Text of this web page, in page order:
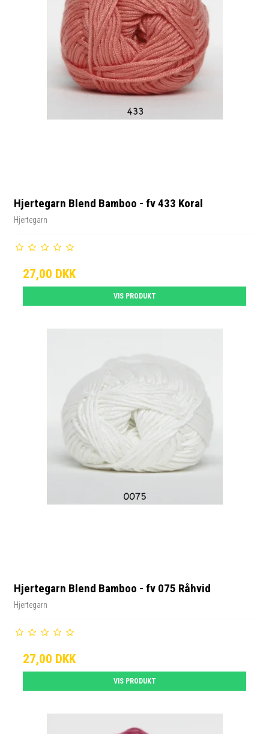
Hjertegarn Blend Bamboo - fv 433 Koral
Hjertegarn
27,00 DKK
VIS PRODUKT
Hjertegarn Blend Bamboo - fv 075 Råhvid
Hjertegarn
27,00 DKK
VIS PRODUKT